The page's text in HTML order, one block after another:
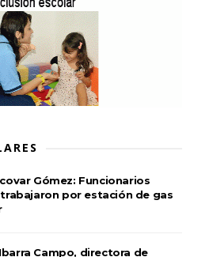
Gómez: Funcionarios
por estación de gas
Campo, directora de